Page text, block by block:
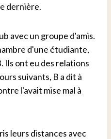
dernière.
avec un groupe d'amis.
d'une étudiante,
Ils ont eu des relations
suivants, B a dit à
l'avait mise mal à
leurs distances avec